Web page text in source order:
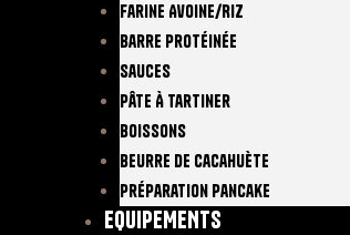
Farine Avoine/Riz
Barre Protéinée
Sauces
Pâte À Tartiner
Boissons
Beurre De Cacahuète
Préparation Pancake
EQUIPEMENTS